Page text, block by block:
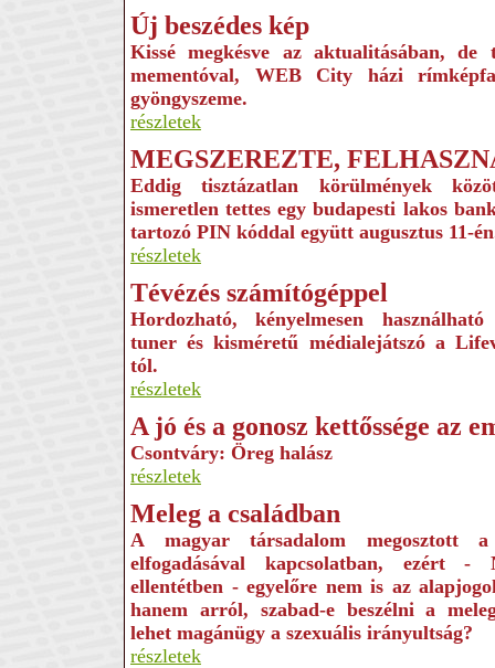
Új beszédes kép
Kissé megkésve az aktualitásában, de
mementóval, WEB City házi
gyöngyszeme.
részletek
MEGSZEREZTE,
Eddig tisztázatlan körülmények
ismeretlen tettes egy budapesti lakos
tartozó PIN kóddal együtt augusztus 11-
részletek
Tévézés számítógéppel
Hordozható, kényelmesen
tuner és kisméretű médialejátszó a
tól.
részletek
A jó és a gonosz kettőssége az
Csontváry: Öreg halász
részletek
Meleg a családban
A magyar társadalom megosztott a
elfogadásával kapcsolatban, ezért -
ellentétben - egyelőre nem is az
hanem arról, szabad-e beszélni a
lehet magánügy a szexuális irányultság?
részletek